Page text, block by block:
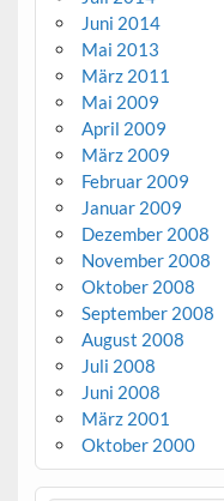
Juni 2014
Mai 2013
März 2011
Mai 2009
April 2009
März 2009
Februar 2009
Januar 2009
Dezember 2008
November 2008
Oktober 2008
September 2008
August 2008
Juli 2008
Juni 2008
März 2001
Oktober 2000